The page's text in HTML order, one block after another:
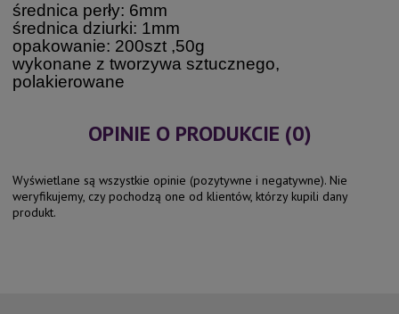
średnica perły: 6mm
średnica dziurki: 1mm
opakowanie: 200szt ,50g
wykonane z tworzywa sztucznego,
polakierowane
OPINIE O PRODUKCIE (0)
Wyświetlane są wszystkie opinie (pozytywne i negatywne). Nie
weryfikujemy, czy pochodzą one od klientów, którzy kupili dany
produkt.